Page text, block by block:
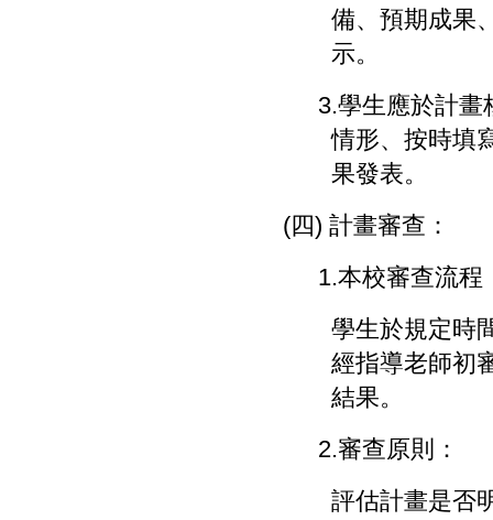
備、預期成果
示。
3.學生應於計畫
情形、按時填
果發表。
(四) 計畫審查：
1.本校審查流程
學生於規定時
經指導老師初
結果。
2.審查原則：
評估計畫是否